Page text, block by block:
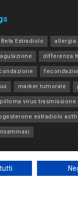
Beta Estradiolo allergia
differenza
marker tumorale
virus trasmissione
estradiolo acth